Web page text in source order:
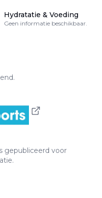
Hydratatie & Voeding
Geen informatie beschikbaar.
gepubliceerd voor